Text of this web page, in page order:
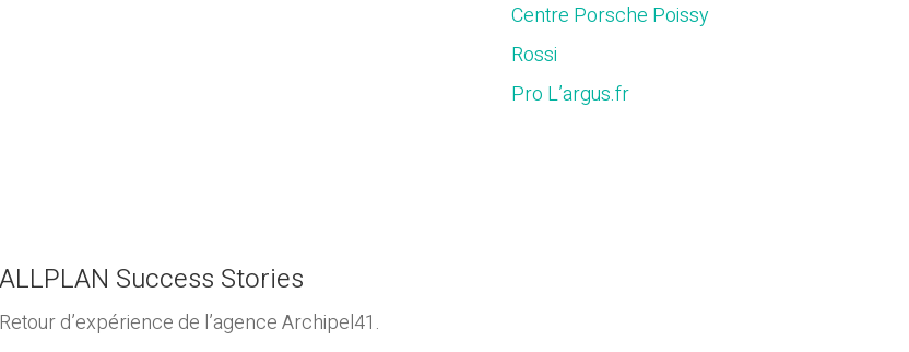
ALLPLAN Success Stories
Retour d’expérience de l’agence Archipel41.
Centre Porsche Poissy
Rossi
Pro L’argus.fr